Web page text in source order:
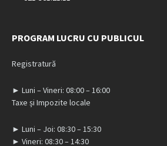
PROGRAM LUCRU CU PUBLICUL
Registratură
► Luni – Vineri: 08:00 – 16:00
Taxe și Impozite locale
► Luni – Joi: 08:30 – 15:30
► Vineri: 08:30 – 14:30